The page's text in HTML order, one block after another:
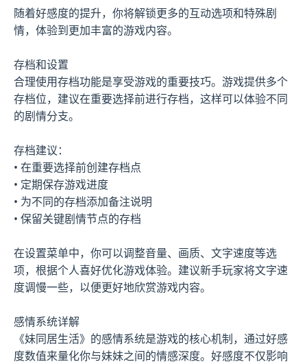
随着好感度的提升，你将解锁更多的互动选项和特殊剧
情，体验到更加丰富的游戏内容。
存档和设置
合理使用存档功能是享受游戏的重要技巧。游戏提供多个
存档位，建议在重要选择前进行存档，这样可以体验不同
的剧情分支。
存档建议：
• 在重要选择前创建存档点
• 定期保存游戏进度
• 为不同的存档添加备注说明
• 保留关键剧情节点的存档
在设置菜单中，你可以调整音量、画质、文字速度等选
项，根据个人喜好优化游戏体验。建议新手玩家将文字速
度调慢一些，以便更好地欣赏游戏内容。
感情系统详解
《妹同居生活》的感情系统是游戏的核心机制，通过好感
度数值来量化你与妹妹之间的情感深度。好感度不仅影响